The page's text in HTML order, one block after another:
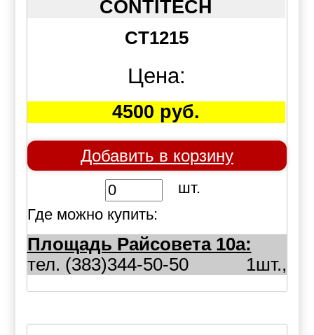
CONTITECH
CT1215
Цена:
4500 руб.
Добавить в корзину
шт.
Где можно купить:
Площадь Райсовета 10а:
1шт.,
тел. (383)344-50-50